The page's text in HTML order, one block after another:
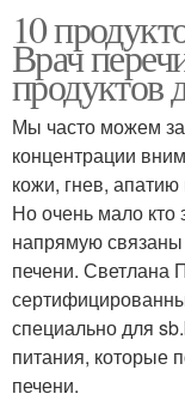
10
Врач
продуктов
Мы часто можем
концентрации
кожи, гнев,
Но очень мало кто
напрямую
печени. Светлана
специально для
питания, которые
печени.